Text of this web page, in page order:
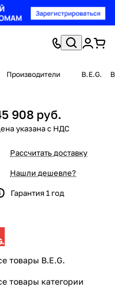
Производители B.E.G.
908 руб.
Рассчитать доставку
Нашли дешевле?
Гарантия 1 год
товары B.E.G.
товары категории